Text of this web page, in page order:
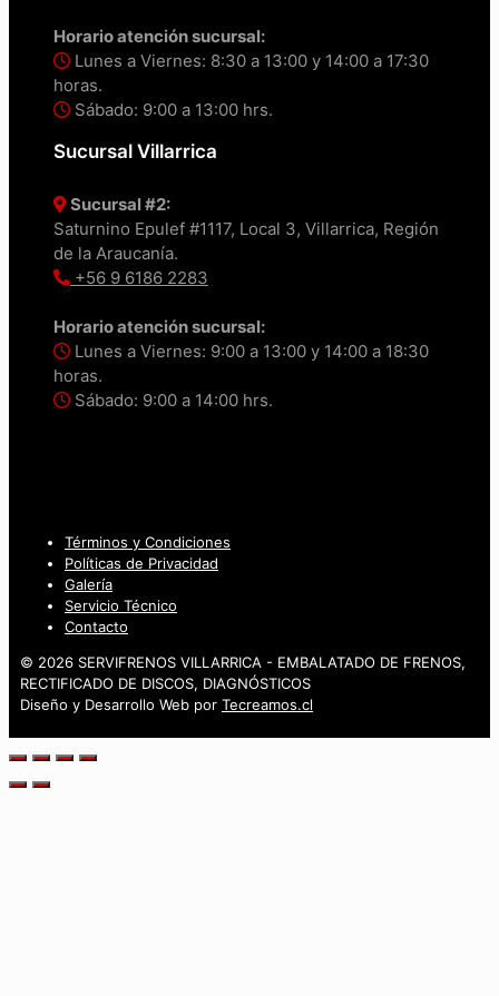
Horario atención sucursal:
Lunes a Viernes: 8:30 a 13:00 y 14:00 a 17:30
horas.
Sábado: 9:00 a 13:00 hrs.
Sucursal Villarrica
Sucursal #2:
Saturnino Epulef #1117, Local 3, Villarrica, Región
de la Araucanía.
+56 9 6186 2283
Horario atención sucursal:
Lunes a Viernes: 9:00 a 13:00 y 14:00 a 18:30
horas.
Sábado: 9:00 a 14:00 hrs.
Términos y Condiciones
Políticas de Privacidad
Galería
Servicio Técnico
Contacto
© 2026 SERVIFRENOS VILLARRICA - EMBALATADO DE FRENOS,
RECTIFICADO DE DISCOS, DIAGNÓSTICOS
Diseño y Desarrollo Web por Tecreamos.cl